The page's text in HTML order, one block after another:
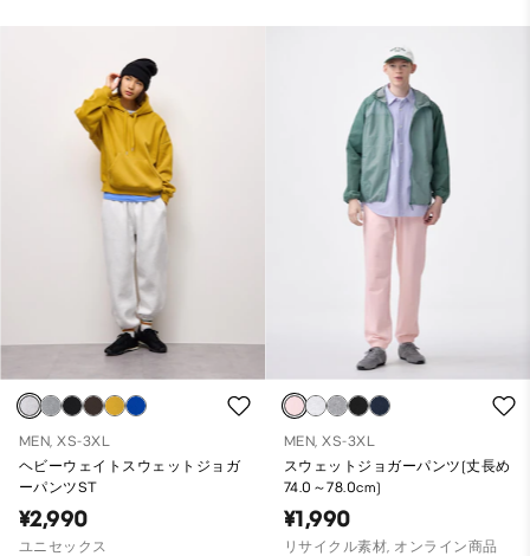
MEN, XS-3XL
ヘビーウェイトスウェットジョガ
ーパンツST
¥2,990
ユニセックス
MEN, XS-3XL
スウェットジョガーパンツ(丈長め
74.0～78.0cm)
¥1,990
リサイクル素材, オンライン商品